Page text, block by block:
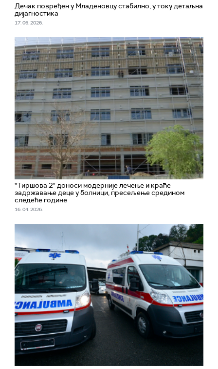
Дечак повређен у Младеновцу стабилно, у току детаљна
дијагностика
17. 06. 2026.
"Тиршова 2" доноси модерније лечење и краће
задржавање деце у болници, пресељење средином
следеће године
16. 04. 2026.